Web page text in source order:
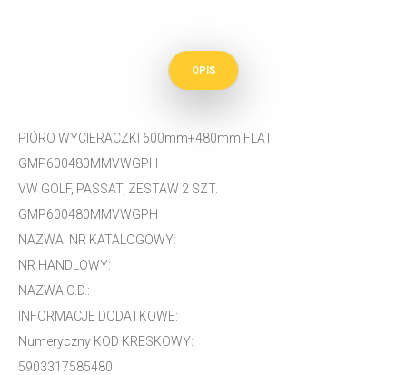
OPIS
PIÓRO WYCIERACZKI 600mm+480mm FLAT
GMP600480MMVWGPH
VW GOLF, PASSAT, ZESTAW 2 SZT.
GMP600480MMVWGPH
NAZWA: NR KATALOGOWY:
NR HANDLOWY:
NAZWA C.D.:
INFORMACJE DODATKOWE:
Numeryczny KOD KRESKOWY:
5903317585480